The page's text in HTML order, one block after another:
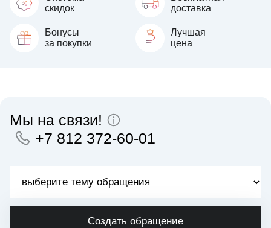
скидок
доставка
Бонусы
за покупки
Лучшая
цена
Мы на связи!
+7 812 372-60-01
Создать обращение